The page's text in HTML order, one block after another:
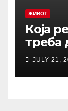
ЖИВОТ
Која
треба
кои
JULY 21,